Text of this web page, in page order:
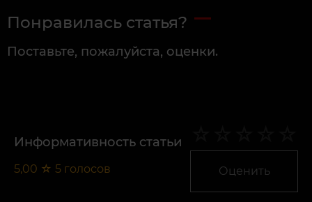
Понравилась статья?
Поставьте, пожалуйста, оценки.
Информативность статьи
5,00 ☆ 5 голосов Оценить